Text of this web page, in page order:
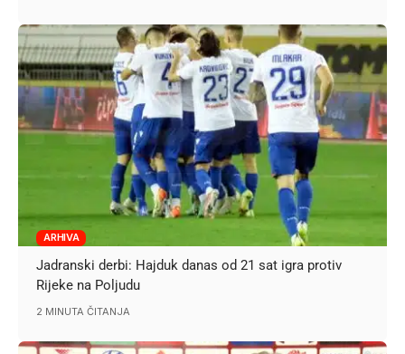
ARHIVA
Jadranski derbi: Hajduk danas od 21 sat igra protiv
Rijeke na Poljudu
2 MINUTA ČITANJA